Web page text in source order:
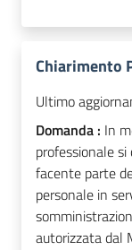
Chiarimento
Ultimo
Domanda : In
professionale
facente parte
personale in
autorizzata dal